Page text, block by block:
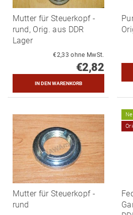
Mutter für Steuerkopf -
rund, Orig. aus DDR
Lager
€2,33 ohne MwSt.
€2,82
Mutter für Steuerkopf -
rund